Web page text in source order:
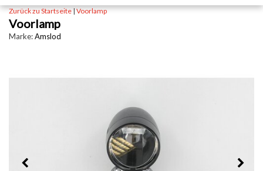
Zurück zu Startseite|Voorlamp
Voorlamp
Marke:Amslod